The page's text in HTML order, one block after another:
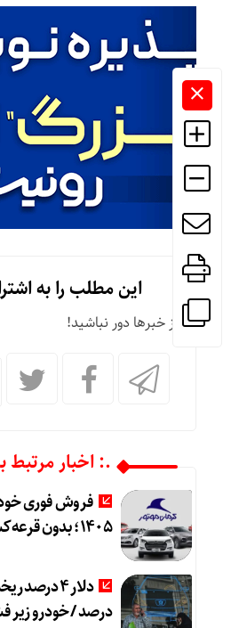
این مطلب را به
از خبرها دور نباشید!
.: اخبار مرتبط
فروش فوری
۱۴۰۵؛ بدون قرعه‌کشی و حساب وکالتی
درصد / خودرو زیر